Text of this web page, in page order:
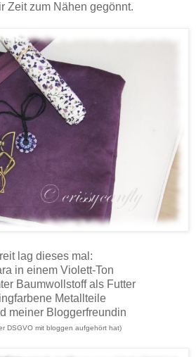
Zeit zum Nähen gegönnt.
lag dieses mal:
in einem Violett-Ton
Baumwollstoff als Futter
Metallteile
meiner Bloggerfreundin
DSGVO mit bloggen aufgehört hat)